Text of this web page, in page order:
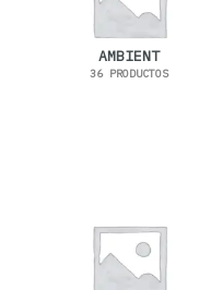
AMBIENT
36 PRODUCTOS